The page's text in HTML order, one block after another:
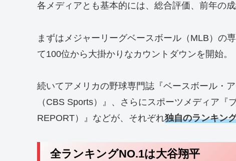
各メディアとも基本的には、総合評価、前年の
まずはメジャーリーグベースボール（MLB）の
て100位から大掛かりなカウントダウンを開始。
続いてアメリカの野球専門誌『ベースボール・
（CBS Sports）』、さらにスポーツメディア『
REPORT）』などが、それぞれ独自のランキン
全ランキングNO.1は大谷翔平